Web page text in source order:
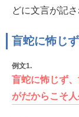
どに文言が記さ
盲蛇に怖じ
例文1.
盲蛇に怖じず
がだからこそ